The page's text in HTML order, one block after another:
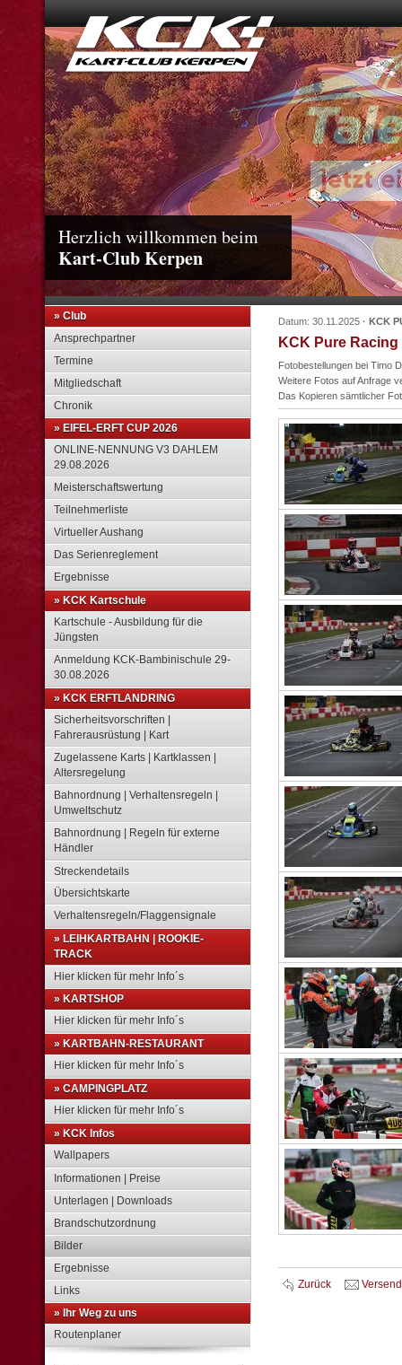
Herzlich willkommen beim
Kart-Club Kerpen
» Club
Ansprechpartner
Termine
Mitgliedschaft
Chronik
» EIFEL-ERFT CUP 2026
ONLINE-NENNUNG V3 DAHLEM
29.08.2026
Meisterschaftswertung
Teilnehmerliste
Virtueller Aushang
Das Serienreglement
Ergebnisse
» KCK Kartschule
Kartschule - Ausbildung für die
Jüngsten
Anmeldung KCK-Bambinischule 29-
30.08.2026
» KCK ERFTLANDRING
Sicherheitsvorschriften |
Fahrerausrüstung | Kart
Zugelassene Karts | Kartklassen |
Altersregelung
Bahnordnung | Verhaltensregeln |
Umweltschutz
Bahnordnung | Regeln für externe
Händler
Streckendetails
Übersichtskarte
Verhaltensregeln/Flaggensignale
» LEIHKARTBAHN | ROOKIE-
TRACK
Hier klicken für mehr Info´s
» KARTSHOP
Hier klicken für mehr Info´s
» KARTBAHN-RESTAURANT
Hier klicken für mehr Info´s
» CAMPINGPLATZ
Hier klicken für mehr Info´s
» KCK Infos
Wallpapers
Informationen | Preise
Unterlagen | Downloads
Brandschutzordnung
Bilder
Ergebnisse
Links
» Ihr Weg zu uns
Routenplaner
Datum: 30.11.2025 · KCK
KCK Pure
Fotobestellungen bei Timo
Weitere Fotos auf Anfrage
Das Kopieren sämtlicher
Zurück